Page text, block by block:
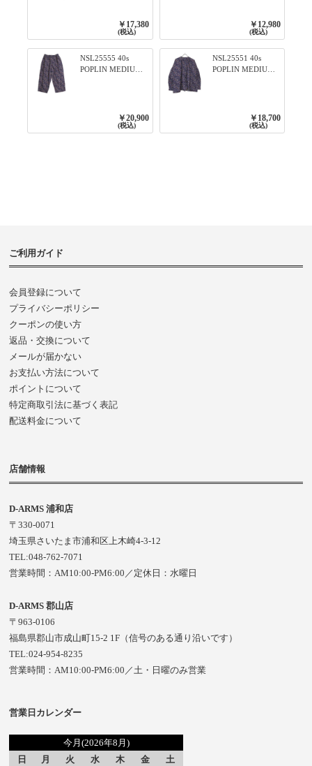
￥17,380
(税込)
リブプルオーバー
79ネイビー
￥12,980
(税込)
NSL25555 40s
POPLIN MEDIUM
￥20,900
(税込)
NSL25551 40s
POPLIN MEDIUM
3800NAVY BASE
￥18,700
(税込)
ご利用ガイド
会員登録について
プライバシーポリシー
クーポンの使い方
返品・交換について
メールが届かない
お支払い方法について
ポイントについて
特定商取引法に基づく表記
配送料金について
店舗情報
D-ARMS 浦和店
〒330-0071
埼玉県さいたま市浦和区上木崎4-3-12
TEL:048-762-7071
営業時間：AM10:00-PM6:00／定休日：水曜日
D-ARMS 郡山店
〒963-0106
福島県郡山市成山町15-2 1F（信号のある通り沿いです）
TEL:024-954-8235
営業時間：AM10:00-PM6:00／土・日曜のみ営業
営業日カレンダー
今月(2026年8月)
日
月 火 水 木 金
土